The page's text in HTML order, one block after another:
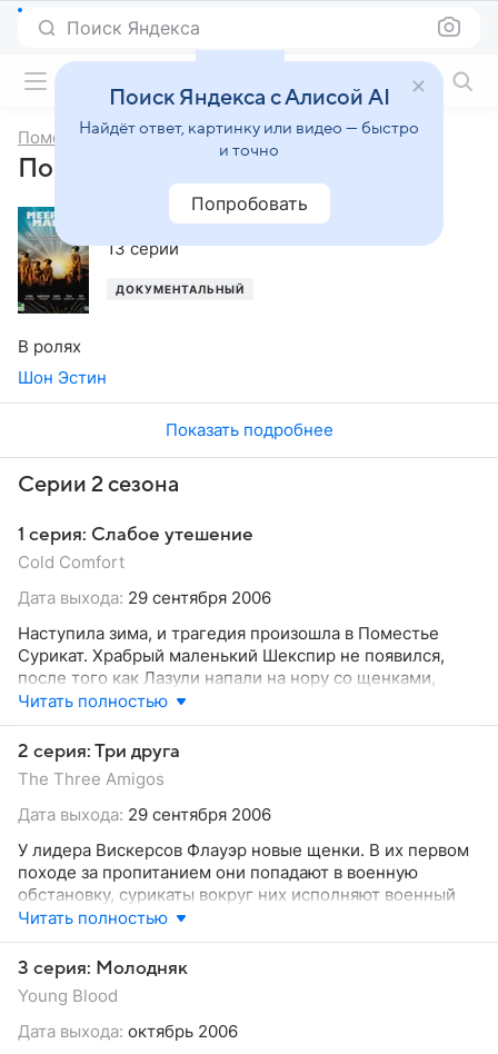
Поиск Яндекса
Поместье сурикатов
Поместье сурикатов, 2-й сезон
Великобритания
13 серий
ДОКУМЕНТАЛЬНЫЙ
В ролях
Шон Эстин
Показать подробнее
Серии 2 сезона
1 серия: Слабое утешение
Cold Comfort
Дата выхода: 29 сентября 2006
Наступила зима, и трагедия произошла в Поместье
Сурикат. Храбрый маленький Шекспир не появился,
после того как Лазули напали на нору со щенками,
которую он храбро охранял. Предполагается,
что он умер, защищая щенков Флауэр.
Читать полностью
2 серия: Три друга
The Three Amigos
Дата выхода: 29 сентября 2006
У лидера Вискерсов Флауэр новые щенки. В их первом
походе за пропитанием они попадают в военную
обстановку, сурикаты вокруг них исполняют военный
танец.
Читать полностью
3 серия: Молодняк
Young Blood
Дата выхода: октябрь 2006
Поиск Яндекса с Алисой AI
Найдёт ответ, картинку или видео — быстро
и точно
Попробовать